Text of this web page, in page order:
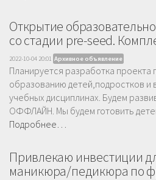
Открытие
со стадии pre-seed.
2022-10-04 20:01 Архивное объявление
Планируется разработка проекта
образованию детей,подростков и
учебных дисциплинах. Будем
ОФФЛАЙН. Мы будем готовить детей
Подробнее…
Привлекаю инвестиции
маникюра/педикюра по